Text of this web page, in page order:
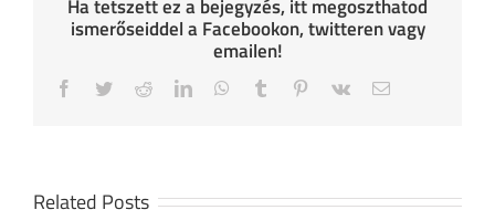
Ha tetszett ez a bejegyzés, itt megoszthatod
ismerőseiddel a Facebookon, twitteren vagy
emailen!
Facebook
TwitterRedditLinkedInWhatsApp
Tumblr Pinterest
Vk Email
Related Posts